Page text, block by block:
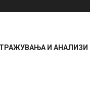
И АНАЛИЗИ